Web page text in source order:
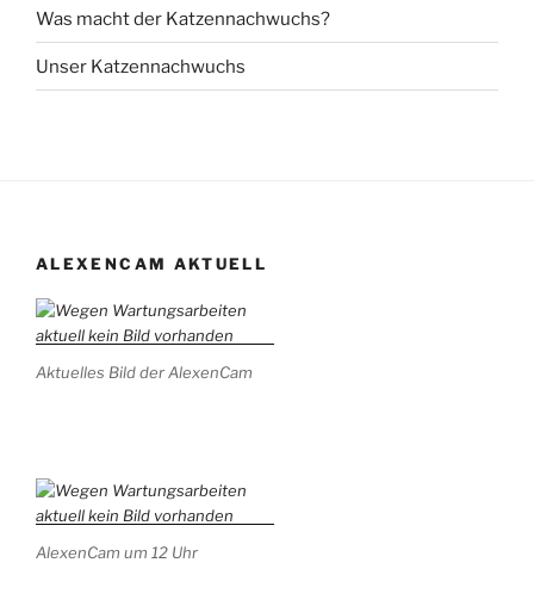
Was macht der Katzennachwuchs?
Unser Katzennachwuchs
ALEXENCAM AKTUELL
Aktuelles Bild der AlexenCam
AlexenCam um 12 Uhr